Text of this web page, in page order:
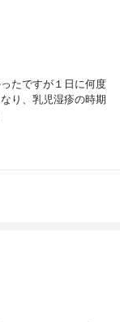
たですが１日に何度
り、乳児湿疹の時期